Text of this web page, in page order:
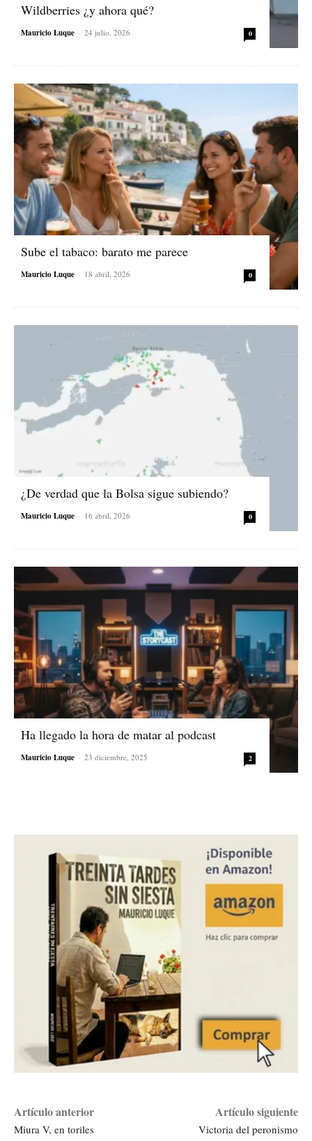
Wildberries ¿y ahora qué?
Mauricio Luque - 24 julio, 2026 0
Sube el tabaco: barato me parece
Mauricio Luque - 18 abril, 2026 0
¿De verdad que la Bolsa sigue subiendo?
Mauricio Luque - 16 abril, 2026 0
Ha llegado la hora de matar al podcast
Mauricio Luque - 23 diciembre, 2025 2
Artículo anterior
Miura V, en toriles
Artículo siguiente
Victoria del peronismo